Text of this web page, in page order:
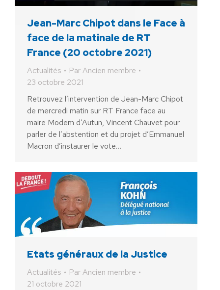
Jean-Marc Chipot dans le Face à
face de la matinale de RT
France (20 octobre 2021)
Actualités ParAncien membre
23 octobre 2021
Retrouvez l’intervention de Jean-Marc Chipot
de mercredi matin sur RT France face au
maire Modem d’Autun, Vincent Chauvet pour
parler de l’abstention et du projet d’Emmanuel
Macron d’instaurer le vote…
Etats généraux de la Justice
Actualités ParAncien membre
21 octobre 2021